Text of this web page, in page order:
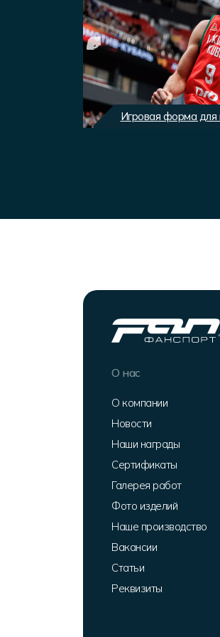
Игровая форма для
О нас
О компании
Новости
Наши награды
Сертификаты
Галерея работ
Фото изделий
Наше производство
Вакансии
Статьи
Реквизиты